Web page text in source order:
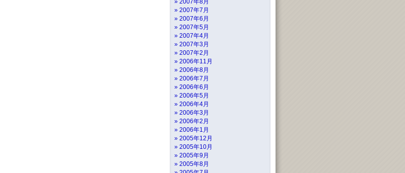
2007年8月
2007年7月
2007年6月
2007年5月
2007年4月
2007年3月
2007年2月
2006年11月
2006年8月
2006年7月
2006年6月
2006年5月
2006年4月
2006年3月
2006年2月
2006年1月
2005年12月
2005年10月
2005年9月
2005年8月